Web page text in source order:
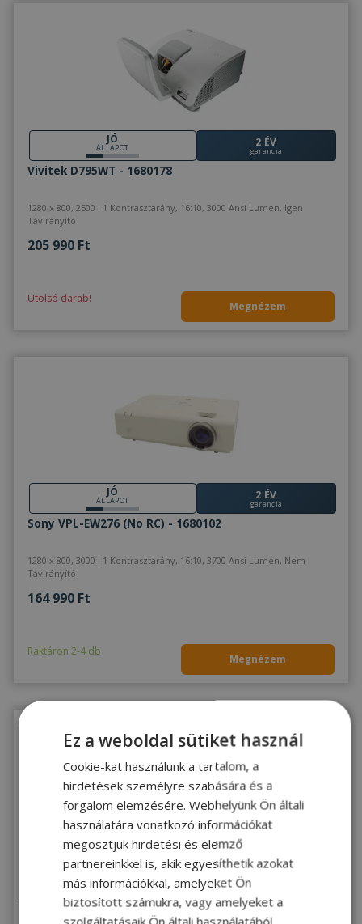
JÓ
ÁLLAPOT 2 ÉV
garancia
Vivitek D795WT - 1680178
1280 x 800, 2500 : 1 Kontrasztarány, 16:10, 3000 Ansi Lumen, Igen
Távirányító
205 990 Ft
Utolsó darab!
Megnézem
JÓ
ÁLLAPOT 2 ÉV
garancia
Sony VPL-EW276 (No RC) - 1680102
1280 x 800, 3000 : 1 Kontrasztarány, 16:10, 3700 Ansi Lumen, Nem
Távirányító
164 990 Ft
Raktáron 2-4 db
Megnézem
JÓ
ÁLLAPOT garancia
Vivitek D755WT (no RC) - 1680079
Ez a weboldal sütiket használ
Cookie-kat használunk a tartalom, a
hirdetések személyre szabására és a
forgalom elemzésére. Webhelyünk Ön általi
használatára vonatkozó információkat
megosztjuk hirdetési és elemző
partnereinkkel is, akik egyesíthetik azokat
más információkkal, amelyeket Ön
biztosított számukra, vagy amelyeket a